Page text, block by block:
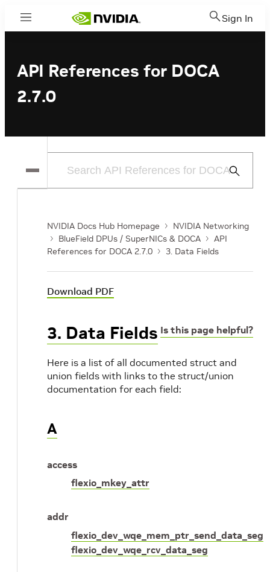
Menu Sign In
API References for DOCA
2.7.0
Submit
NVIDIA Docs Hub Homepage
NVIDIA Networking
BlueField DPUs / SuperNICs & DOCA
API
References for DOCA 2.7.0
3. Data Fields
Download PDF
Is this page helpful?
3. Data Fields
Here is a list of all documented struct and
union fields with links to the struct/union
documentation for each field:
A
access
flexio_mkey_attr
addr
flexio_dev_wqe_mem_ptr_send_data_seg
flexio_dev_wqe_rcv_data_seg